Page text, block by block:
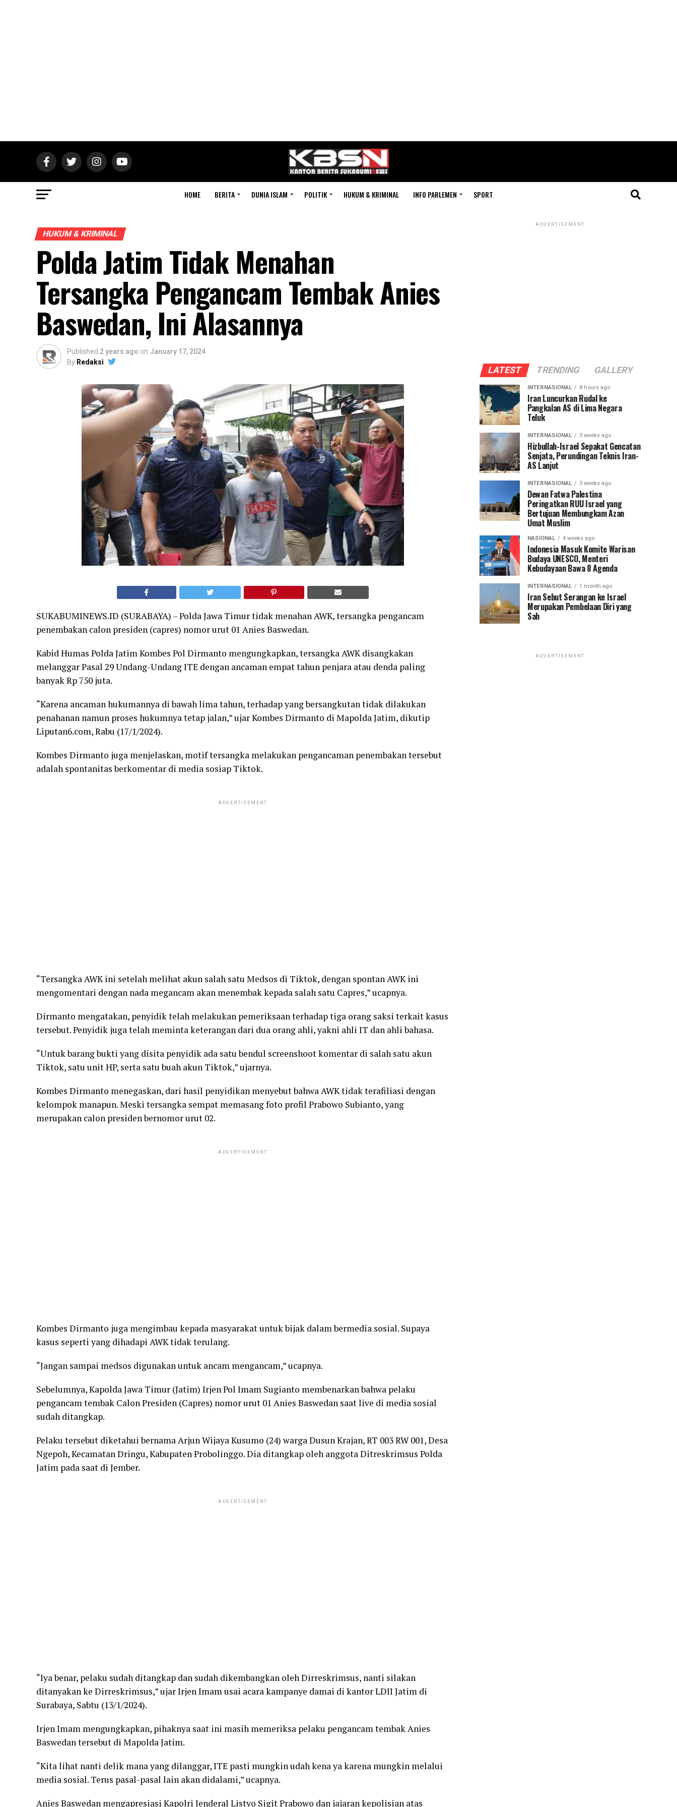
HOME BERITA DUNIA ISLAM POLITIK HUKUM & KRIMINAL INFO PARLEMEN SPORT
HUKUM & KRIMINAL
Polda Jatim Tidak Menahan
Tersangka Pengancam Tembak Anies
Baswedan, Ini Alasannya
Published 2 years ago on January 17, 2024
By Redaksi
SUKABUMINEWS.ID (SURABAYA) – Polda Jawa Timur tidak menahan AWK, tersangka pengancam
penembakan calon presiden (capres) nomor urut 01 Anies Baswedan.
Kabid Humas Polda Jatim Kombes Pol Dirmanto mengungkapkan, tersangka AWK disangkakan
melanggar Pasal 29 Undang-Undang ITE dengan ancaman empat tahun penjara atau denda paling
banyak Rp 750 juta.
“Karena ancaman hukumannya di bawah lima tahun, terhadap yang bersangkutan tidak dilakukan
penahanan namun proses hukumnya tetap jalan,” ujar Kombes Dirmanto di Mapolda Jatim, dikutip
Liputan6.com, Rabu (17/1/2024).
Kombes Dirmanto juga menjelaskan, motif tersangka melakukan pengancaman penembakan tersebut
adalah spontanitas berkomentar di media sosiap Tiktok.
ADVERTISEMENT
“Tersangka AWK ini setelah melihat akun salah satu Medsos di Tiktok, dengan spontan AWK ini
mengomentari dengan nada megancam akan menembak kepada salah satu Capres,” ucapnya.
Dirmanto mengatakan, penyidik telah melakukan pemeriksaan terhadap tiga orang saksi terkait kasus
tersebut. Penyidik juga telah meminta keterangan dari dua orang ahli, yakni ahli IT dan ahli bahasa.
“Untuk barang bukti yang disita penyidik ada satu bendul screenshoot komentar di salah satu akun
Tiktok, satu unit HP, serta satu buah akun Tiktok,” ujarnya.
Kombes Dirmanto menegaskan, dari hasil penyidikan menyebut bahwa AWK tidak terafiliasi dengan
kelompok manapun. Meski tersangka sempat memasang foto profil Prabowo Subianto, yang
merupakan calon presiden bernomor urut 02.
ADVERTISEMENT
Kombes Dirmanto juga mengimbau kepada masyarakat untuk bijak dalam bermedia sosial. Supaya
kasus seperti yang dihadapi AWK tidak terulang.
“Jangan sampai medsos digunakan untuk ancam mengancam,” ucapnya.
Sebelumnya, Kapolda Jawa Timur (Jatim) Irjen Pol Imam Sugianto membenarkan bahwa pelaku
pengancam tembak Calon Presiden (Capres) nomor urut 01 Anies Baswedan saat live di media sosial
sudah ditangkap.
Pelaku tersebut diketahui bernama Arjun Wijaya Kusumo (24) warga Dusun Krajan, RT 003 RW 001, Desa
Ngepoh, Kecamatan Dringu, Kabupaten Probolinggo. Dia ditangkap oleh anggota Ditreskrimsus Polda
Jatim pada saat di Jember.
ADVERTISEMENT
“Iya benar, pelaku sudah ditangkap dan sudah dikembangkan oleh Dirreskrimsus, nanti silakan
ditanyakan ke Dirreskrimsus,” ujar Irjen Imam usai acara kampanye damai di kantor LDII Jatim di
Surabaya, Sabtu (13/1/2024).
Irjen Imam mengungkapkan, pihaknya saat ini masih memeriksa pelaku pengancam tembak Anies
Baswedan tersebut di Mapolda Jatim.
“Kita lihat nanti delik mana yang dilanggar, ITE pasti mungkin udah kena ya karena mungkin melalui
media sosial. Terus pasal-pasal lain akan didalami,” ucapnya.
Anies Baswedan mengapresiasi Kapolri Jenderal Listyo Sigit Prabowo dan jajaran kepolisian atas
ADVERTISEMENT
LATEST TRENDING GALLERY
INTERNASIONAL 8 hours ago
Iran Luncurkan Rudal ke
Pangkalan AS di Lima Negara
Teluk
INTERNASIONAL 3 weeks ago
Hizbullah-Israel Sepakat Gencatan
Senjata, Perundingan Teknis Iran-
AS Lanjut
INTERNASIONAL 3 weeks ago
Dewan Fatwa Palestina
Peringatkan RUU Israel yang
Bertujuan Membungkam Azan
Umat Muslim
NASIONAL 4 weeks ago
Indonesia Masuk Komite Warisan
Budaya UNESCO, Menteri
Kebudayaan Bawa 8 Agenda
INTERNASIONAL 1 month ago
Iran Sebut Serangan ke Israel
Merupakan Pembelaan Diri yang
Sah
ADVERTISEMENT